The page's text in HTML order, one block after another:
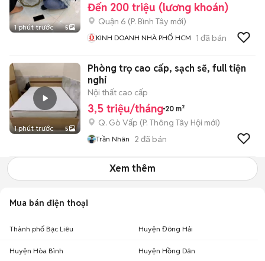
1 phút trước 5
Đến 200 triệu (lương khoán)
Quận 6 (P. Bình Tây mới)
KINH DOANH NHÀ PHỐ HCM 1 đã bán
1 phút trước 5
Phòng trọ cao cấp, sạch sẽ, full tiện
nghi
Nội thất cao cấp
3,5 triệu/tháng 20 m²
Q. Gò Vấp (P. Thông Tây Hội mới)
Trần Nhân 2 đã bán
Xem thêm
Mua bán điện thoại
Thành phố Bạc Liêu Huyện Đông Hải
Huyện Hòa Bình Huyện Hồng Dân